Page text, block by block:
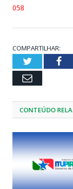
058
COMPARTILHAR:
Twitter
Email
CONTEÚDO